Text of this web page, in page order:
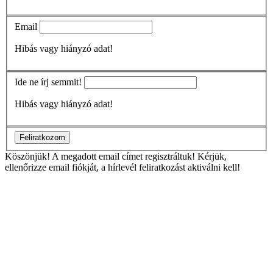
Email
Hibás vagy hiányzó adat!
Ide ne írj semmit!
Hibás vagy hiányzó adat!
Feliratkozom
Köszönjük! A megadott email címet regisztráltuk! Kérjük,
ellenőrizze email fiókját, a hírlevél feliratkozást aktiválni kell!